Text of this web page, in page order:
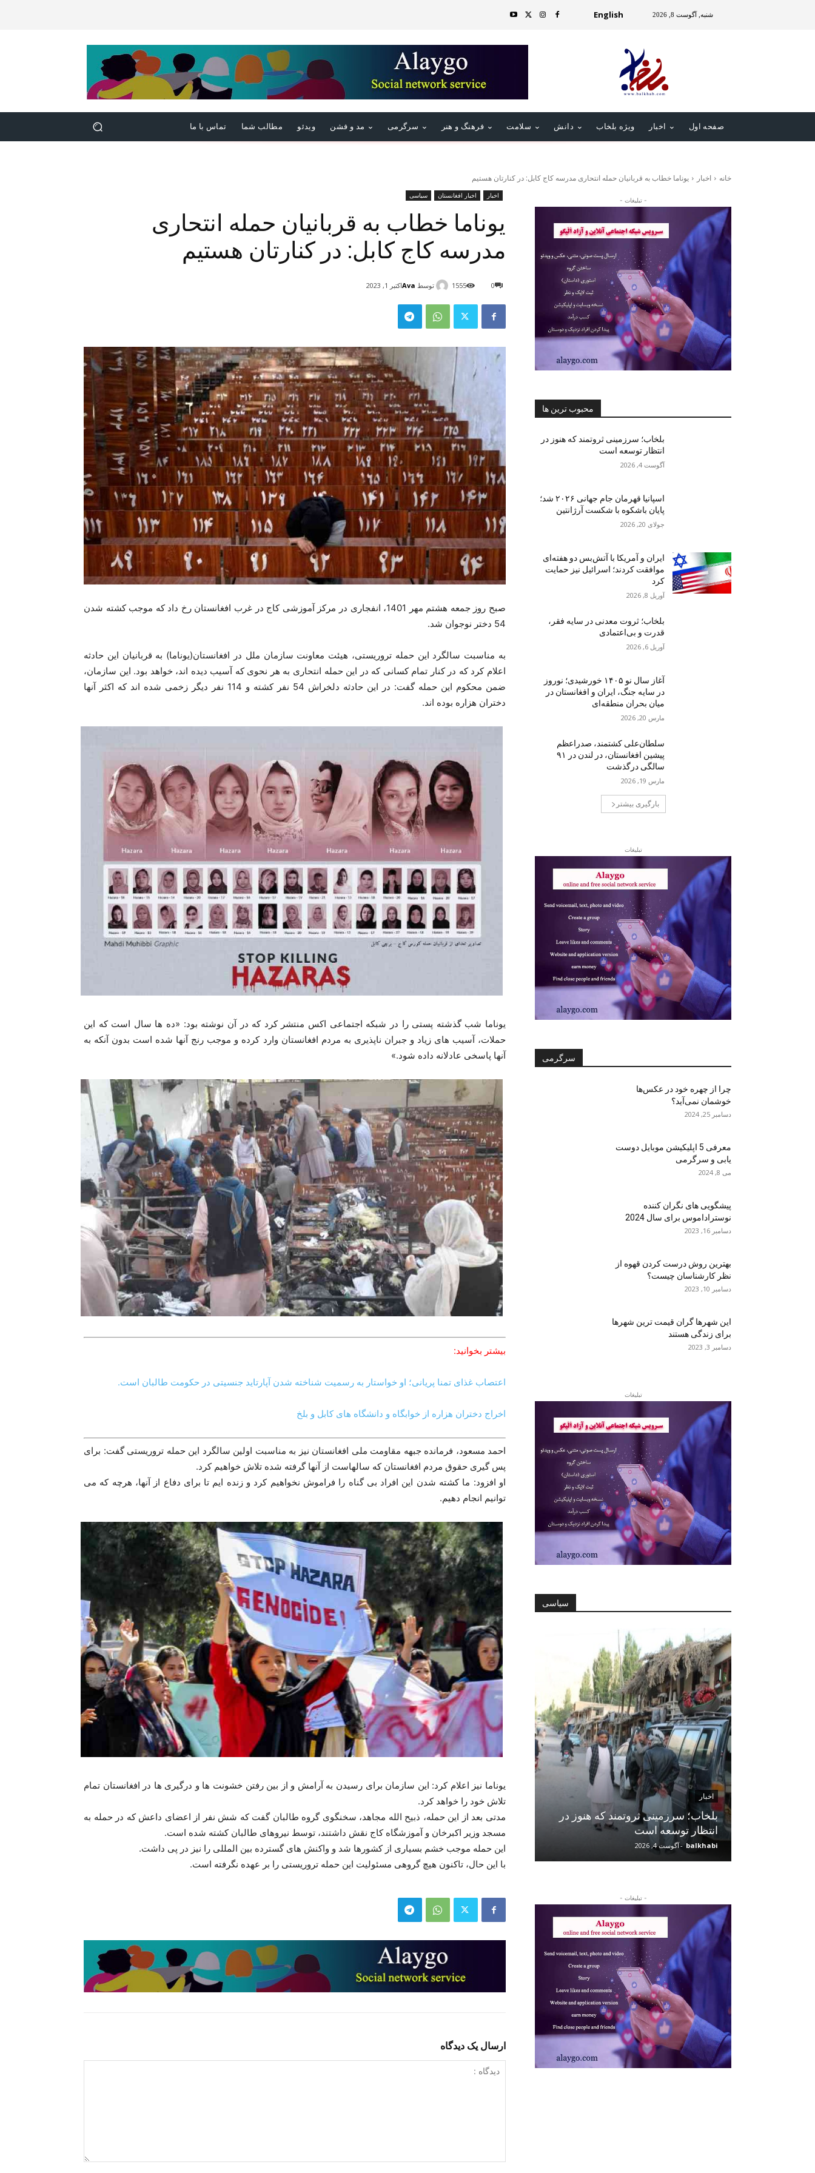
شنبه, آگوست 8, 2026 English
صفحه اول اخبار ویژه بلخاب دانش سلامت فرهنگ و هنر سرگرمی مد و فشن ویدئو مطالب شما تماس با ما
خانه اخبار یوناما خطاب به قربانیان حمله انتحاری مدرسه کاج کابل: در کنارتان هستیم
اخبار اخبار افغانستان سیاسی
یوناما خطاب به قربانیان حمله انتحاری
مدرسه کاج کابل: در کنارتان هستیم
توسط Avaاکتبر 1, 2023 0
1555
صبح روز جمعه هشتم مهر 1401، انفجاری در مرکز آموزشی کاج در غرب افغانستان رخ داد که موجب کشته شدن
54 دختر نوجوان شد.
به مناسبت سالگرد این حمله تروریستی، هیئت معاونت سازمان ملل در افغانستان(یوناما) به قربانیان این حادثه
اعلام کرد که در کنار تمام کسانی که در این حمله انتحاری به هر نحوی که آسیب دیده اند، خواهد بود. این سازمان،
ضمن محکوم این حمله گفت: در این حادثه دلخراش 54 نفر کشته و 114 نفر دیگر زخمی شده اند که اکثر آنها
دختران هزاره بوده اند.
یوناما شب گذشته پستی را در شبکه اجتماعی اکس منتشر کرد که در آن نوشته بود: «ده ها سال است که این
حملات، آسیب های زیاد و جبران ناپذیری به مردم افغانستان وارد کرده و موجب رنج آنها شده است بدون آنکه به
آنها پاسخی عادلانه داده شود.»
بیشتر بخوانید:
اعتصاب غذای تمنا پریانی؛ او خواستار به رسمیت شناخته شدن آپارتاید جنسیتی در حکومت طالبان است.
اخراج دختران هزاره از خوابگاه و دانشگاه های کابل و بلخ
احمد مسعود، فرمانده جبهه مقاومت ملی افغانستان نیز به مناسبت اولین سالگرد این حمله تروریستی گفت: برای
پس گیری حقوق مردم افغانستان که سالهاست از آنها گرفته شده تلاش خواهیم کرد.
او افزود: ما کشته شدن این افراد بی گناه را فراموش نخواهیم کرد و زنده ایم تا برای دفاع از آنها، هرچه که می
توانیم انجام دهیم.
یوناما نیز اعلام کرد: این سازمان برای رسیدن به آرامش و از بین رفتن خشونت ها و درگیری ها در افغانستان تمام
تلاش خود را خواهد کرد.
مدتی بعد از این حمله، ذبیح الله مجاهد، سخنگوی گروه طالبان گفت که شش نفر از اعضای داعش که در حمله به
مسجد وزیر اکبرخان و آموزشگاه کاج نقش داشتند، توسط نیروهای طالبان کشته شده است.
این حمله موجب خشم بسیاری از کشورها شد و واکنش های گسترده بین المللی را نیز در پی داشت.
با این حال، تاکنون هیچ گروهی مسئولیت این حمله تروریستی را بر عهده نگرفته است.
ارسال یک دیدگاه
- تبلیغات -
محبوب ترین ها
بلخاب؛ سرزمینی ثروتمند که هنوز در
انتظار توسعه است
آگوست 4, 2026
اسپانیا قهرمان جام جهانی ۲۰۲۶ شد؛
پایان باشکوه با شکست آرژانتین
جولای 20, 2026
ایران و آمریکا با آتش‌بس دو هفته‌ای
موافقت کردند؛ اسرائیل نیز حمایت
کرد
آوریل 8, 2026
بلخاب؛ ثروت معدنی در سایه فقر،
قدرت و بی‌اعتمادی
آوریل 6, 2026
آغاز سال نو ۱۴۰۵ خورشیدی؛ نوروز
در سایه جنگ، ایران و افغانستان در
میان بحران منطقه‌ای
مارس 20, 2026
سلطان‌علی کشتمند، صدراعظم
پیشین افغانستان، در لندن در ۹۱
سالگی درگذشت
مارس 19, 2026
بارگیری بیشتر
تبلیغات
سرگرمی
چرا از چهره خود در عکس‌ها
خوشمان نمی‌آید؟
دسامبر 25, 2024
معرفی 5 اپلیکیشن موبایل دوست
یابی و سرگرمی
می 8, 2024
پیشگویی های نگران کننده
نوستراداموس برای سال 2024
دسامبر 16, 2023
بهترین روش درست کردن قهوه از
نظر کارشناسان چیست؟
دسامبر 10, 2023
این شهرها گران قیمت ترین شهرها
برای زندگی هستند
دسامبر 3, 2023
تبلیغات
سیاسی
اخبار
بلخاب؛ سرزمینی ثروتمند که هنوز در
انتظار توسعه است
balkhabi
-آگوست 4, 2026
- تبلیغات -